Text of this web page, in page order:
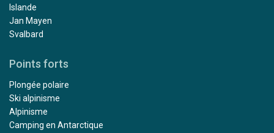
Islande
Jan Mayen
Svalbard
Points forts
Plongée polaire
Ski alpinisme
Alpinisme
Camping en Antarctique